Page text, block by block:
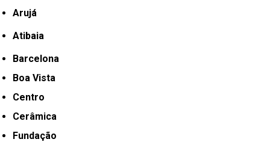
Arujá
Atibaia
Barcelona
Boa Vista
Centro
Cerâmica
Fundação